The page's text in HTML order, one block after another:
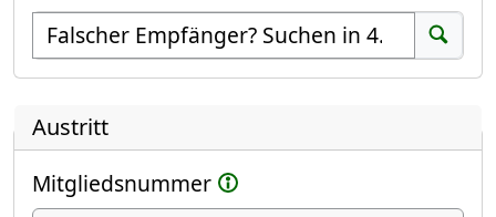
Empfänger suchen
Suchen
Austritt
Mitgliedsnummer